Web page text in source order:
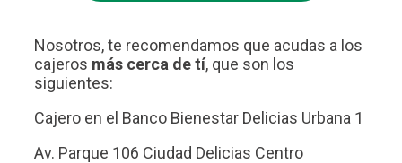
Nosotros, te recomendamos que acudas a los
cajeros más cerca de tí, que son los
siguientes:
Cajero en el Banco Bienestar Delicias Urbana 1
Av. Parque 106 Ciudad Delicias Centro